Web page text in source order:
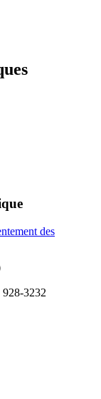
des
928-3232